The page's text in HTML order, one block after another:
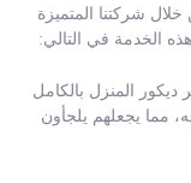
شركتنا المتميزة
الخدمة في التالي:
المنزل بالكامل
مما يجعلهم يلجأون